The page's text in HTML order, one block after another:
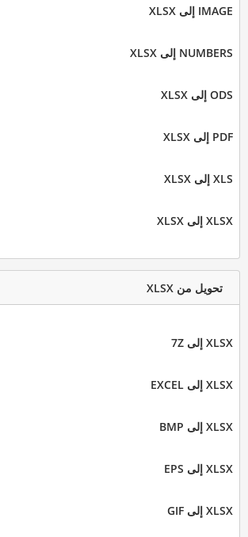
IMAGE إلى XLSX
NUMBERS إلى XLSX
ODS إلى XLSX
PDF إلى XLSX
XLS إلى XLSX
XLSX إلى XLSX
تحويل من XLSX
XLSX إلى 7Z
XLSX إلى EXCEL
XLSX إلى BMP
XLSX إلى EPS
XLSX إلى GIF